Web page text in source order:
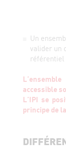
Un
valider un
référentiel
accessible
L’IPI se
principe de